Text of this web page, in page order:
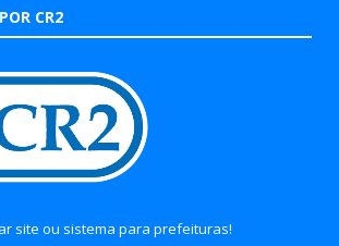
CR2
site ou sistema para prefeituras!